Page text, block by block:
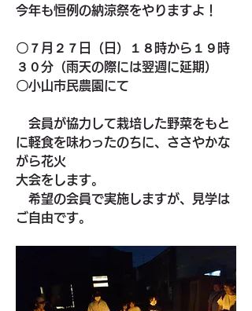
今年も恒例の納涼祭をやりますよ！
〇７月２７日（日）１８時から１９時
３０分（雨天の際には翌週に延期）
〇小山市民農園にて
会員が協力して栽培した野菜をもと
に軽食を味わったのちに、ささやかな
がら花火
大会をします。
希望の会員で実施しますが、見学は
ご自由です。